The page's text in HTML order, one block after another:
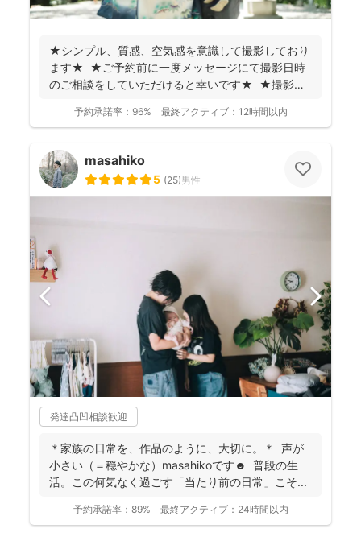
★シンプル、質感、空気感を意識して撮影しており
ます★ ★ご予約前に一度メッセージにて撮影日時
のご相談をしていただけると幸いです★ ★撮影に
予約承諾率： 96% 最終アクティブ： 12時間以内
masahiko
5 (25)男性
発達凸凹相談歓迎
＊家族の日常を、作品のように、大切に。＊ 声が
小さい（＝穏やかな）masahikoです☻ 普段の生
活。この何気なく過ごす「当たり前の日常」こそ...
予約承諾率： 89% 最終アクティブ： 24時間以内